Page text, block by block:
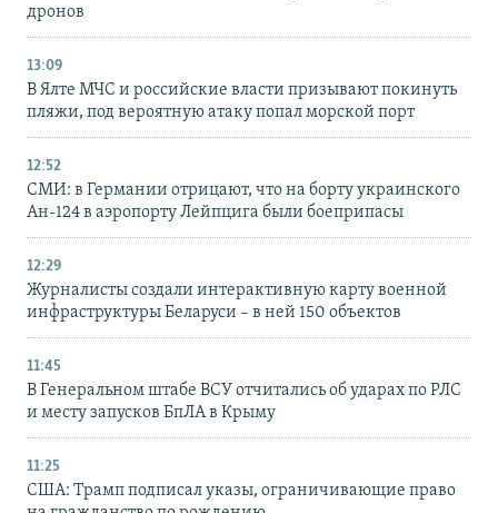
дронов
13:09
В Ялте МЧС и российские власти призывают покинуть
пляжи, под вероятную атаку попал морской порт
12:52
СМИ: в Германии отрицают, что на борту украинского
Ан-124 в аэропорту Лейпцига были боеприпасы
12:29
Журналисты создали интерактивную карту военной
инфраструктуры Беларуси – в ней 150 объектов
11:45
В Генеральном штабе ВСУ отчитались об ударах по РЛС
и месту запусков БпЛА в Крыму
11:25
США: Трамп подписал указы, ограничивающие право